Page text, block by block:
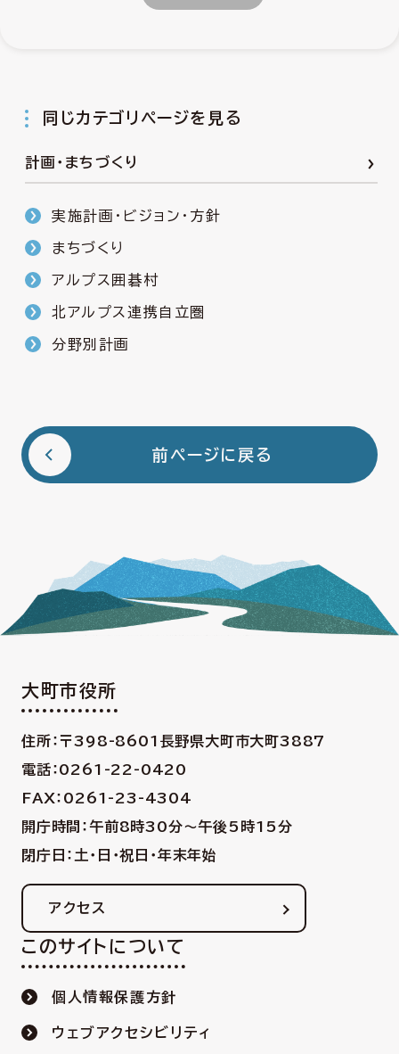
同じカテゴリページを見る
計画・まちづくり
実施計画・ビジョン・方針
まちづくり
アルプス囲碁村
北アルプス連携自立圏
分野別計画
前ページに戻る
大町市役所
住所：〒398-8601 長野県大町市大町3887
電話：0261-22-0420
FAX：0261-23-4304
開庁時間：午前8時30分〜午後5時15分
閉庁日：土・日・祝日・年末年始
アクセス
このサイトについて
個人情報保護方針
ウェブアクセシビリティ